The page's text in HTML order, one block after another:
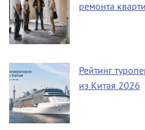
ремонта
Рейтинг
из Китая 2026